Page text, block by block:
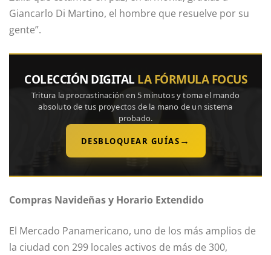
Giancarlo Di Martino, el hombre que resuelve por su
gente”.
COLECCIÓN DIGITAL LA FÓRMULA FOCUS
Tritura la procrastinación en 5 minutos y toma el mando
absoluto de tus proyectos de la mano de un sistema
probado.
DESBLOQUEAR GUÍAS →
Compras Navideñas y Horario Extendido
El Mercado Panamericano, uno de los más amplios de
la ciudad con 299 locales activos de más de 300,